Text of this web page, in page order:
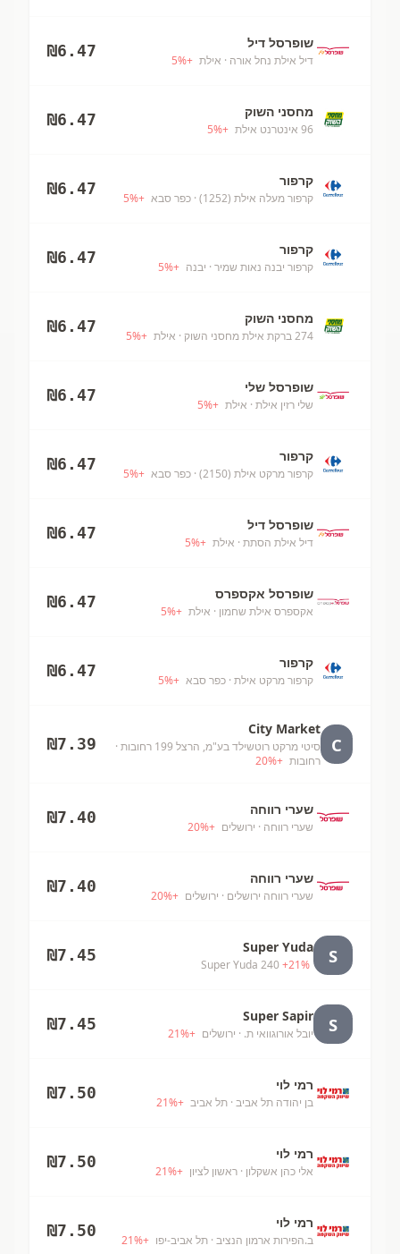
שופרסל דיל
דיל אילת נחל אורה · אילת +
5%
₪6.47
מחסני השוק
96 אינטרנט אילת +
5%
₪6.47
קרפור
קרפור מעלה אילת (1252) · כפר סבא +
5%
₪6.47
קרפור
קרפור יבנה נאות שמיר · יבנה +
5%
₪6.47
מחסני השוק
274 ברקת אילת מחסני השוק · אילת +
5%
₪6.47
שופרסל שלי
שלי רזין אילת · אילת +
5%
₪6.47
קרפור
קרפור מרקט אילת (2150) · כפר סבא +
5%
₪6.47
שופרסל דיל
דיל אילת הסתת · אילת +
5%
₪6.47
שופרסל אקספרס
אקספרס אילת שחמון · אילת +
5%
₪6.47
קרפור
קרפור מרקט אילת · כפר סבא +
5%
₪6.47
C
City Market
סיטי מרקט רוטשילד בע"מ, הרצל 199 רחובות
·
רחובות +
20%
₪7.39
שערי רווחה
שערי רווחה · ירושלים +
20%
₪7.40
שערי רווחה
שערי רווחה ירושלים · ירושלים +
20%
₪7.40
S
Super Yuda
Super Yuda 240+21%
₪7.45
S
Super Sapir
יובל אורוגוואי ת. · ירושלים +
21%
₪7.45
רמי לוי
בן יהודה תל אביב · תל אביב +
21%
₪7.50
רמי לוי
אלי כהן אשקלון · ראשון לציון +
21%
₪7.50
רמי לוי
ב.הפירות ארמון הנציב · תל אביב-יפו +
21%
₪7.50